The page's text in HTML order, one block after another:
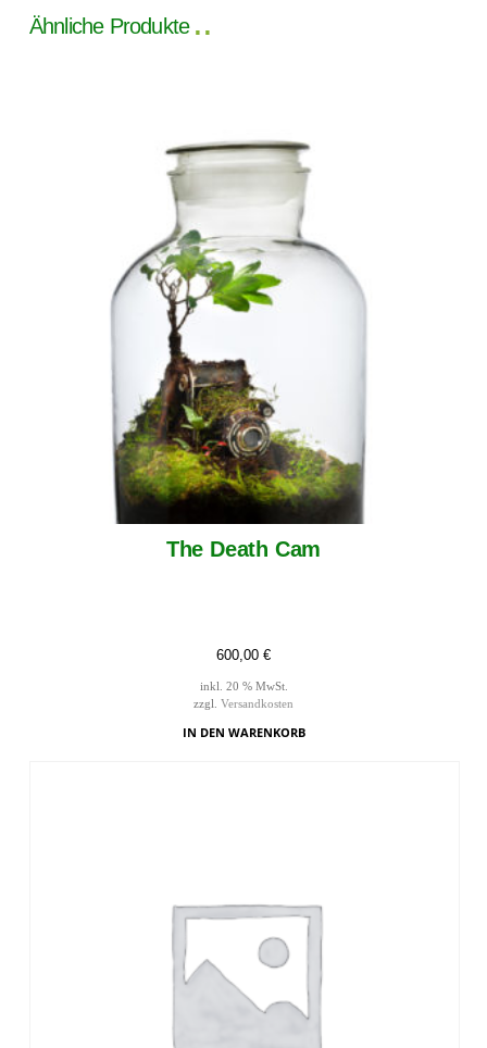
Ähnliche Produkte
The Death Cam
600,00 €
inkl. 20 % MwSt.
zzgl. Versandkosten
IN DEN WARENKORB